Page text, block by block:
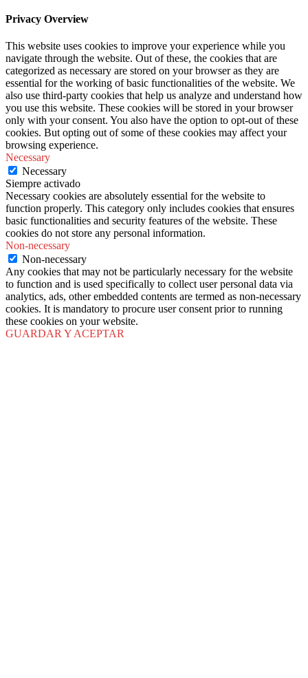
Privacy Overview
This website uses cookies to improve your experience while you
navigate through the website. Out of these, the cookies that are
categorized as necessary are stored on your browser as they are
essential for the working of basic functionalities of the website. We
also use third-party cookies that help us analyze and understand how
you use this website. These cookies will be stored in your browser
only with your consent. You also have the option to opt-out of these
cookies. But opting out of some of these cookies may affect your
browsing experience.
Necessary
Necessary
Siempre activado
Necessary cookies are absolutely essential for the website to
function properly. This category only includes cookies that ensures
basic functionalities and security features of the website. These
cookies do not store any personal information.
Non-necessary
Non-necessary
Any cookies that may not be particularly necessary for the website
to function and is used specifically to collect user personal data via
analytics, ads, other embedded contents are termed as non-necessary
cookies. It is mandatory to procure user consent prior to running
these cookies on your website.
GUARDAR Y ACEPTAR